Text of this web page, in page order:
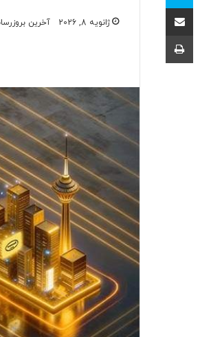
ژانویه 8, 2026 آخرین بروزرسانی: